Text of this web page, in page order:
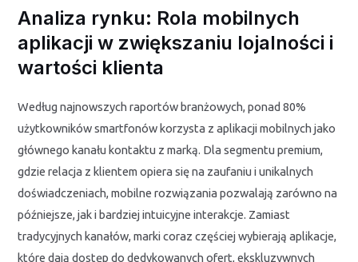
Analiza rynku: Rola mobilnych
aplikacji w zwiększaniu lojalności i
wartości klienta
Według najnowszych raportów branżowych, ponad 80%
użytkowników smartfonów korzysta z aplikacji mobilnych jako
głównego kanału kontaktu z marką. Dla segmentu premium,
gdzie relacja z klientem opiera się na zaufaniu i unikalnych
doświadczeniach, mobilne rozwiązania pozwalają zarówno na
późniejsze, jak i bardziej intuicyjne interakcje. Zamiast
tradycyjnych kanałów, marki coraz częściej wybierają aplikacje,
które dają dostęp do dedykowanych ofert, ekskluzywnych